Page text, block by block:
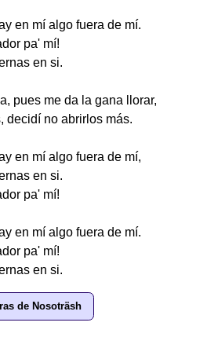
en mí algo fuera de mí.
pa' mí!
en si.
pues me da la gana llorar,
decidí no abrirlos más.
en mí algo fuera de mí,
en si.
pa' mí!
en mí algo fuera de mí.
pa' mí!
en si.
de Nosoträsh